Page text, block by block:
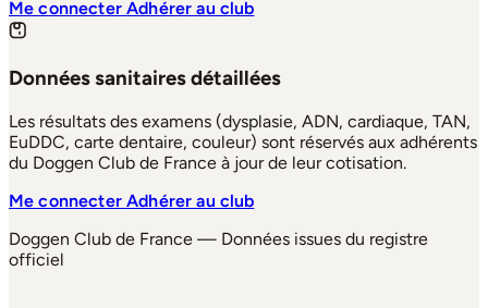
Me connecterAdhérer au club
Données sanitaires détaillées
Les résultats des examens (dysplasie, ADN, cardiaque, TAN,
EuDDC, carte dentaire, couleur) sont réservés aux adhérents
du Doggen Club de France à jour de leur cotisation.
Me connecterAdhérer au club
Doggen Club de France — Données issues du registre
officiel